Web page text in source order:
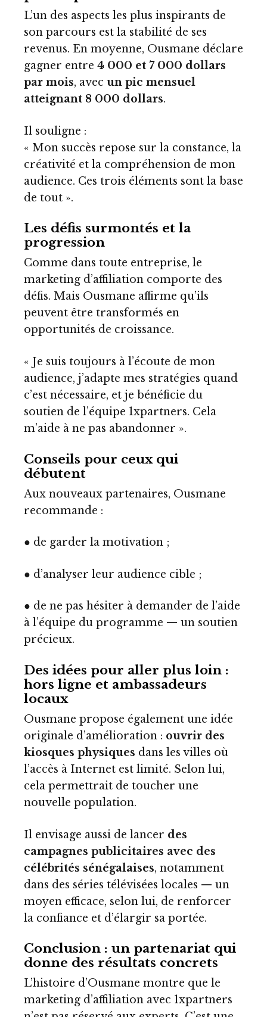
L’un des aspects les plus inspirants de
son parcours est la stabilité de ses
revenus. En moyenne, Ousmane déclare
gagner entre 4 000 et 7 000 dollars
par mois, avec un pic mensuel
atteignant 8 000 dollars.
Il souligne :
« Mon succès repose sur la constance, la
créativité et la compréhension de mon
audience. Ces trois éléments sont la base
de tout ».
Les défis surmontés et la
progression
Comme dans toute entreprise, le
marketing d’affiliation comporte des
défis. Mais Ousmane affirme qu’ils
peuvent être transformés en
opportunités de croissance.
« Je suis toujours à l’écoute de mon
audience, j’adapte mes stratégies quand
c’est nécessaire, et je bénéficie du
soutien de l’équipe 1xpartners. Cela
m’aide à ne pas abandonner ».
Conseils pour ceux qui
débutent
Aux nouveaux partenaires, Ousmane
recommande :
● de garder la motivation ;
● d’analyser leur audience cible ;
● de ne pas hésiter à demander de l’aide
à l’équipe du programme — un soutien
précieux.
Des idées pour aller plus loin :
hors ligne et ambassadeurs
locaux
Ousmane propose également une idée
originale d’amélioration : ouvrir des
kiosques physiques dans les villes où
l’accès à Internet est limité. Selon lui,
cela permettrait de toucher une
nouvelle population.
Il envisage aussi de lancer des
campagnes publicitaires avec des
célébrités sénégalaises, notamment
dans des séries télévisées locales — un
moyen efficace, selon lui, de renforcer
la confiance et d’élargir sa portée.
Conclusion : un partenariat qui
donne des résultats concrets
L’histoire d’Ousmane montre que le
marketing d’affiliation avec 1xpartners